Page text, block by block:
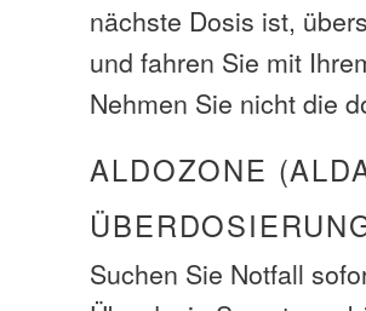
nächste Dosis ist,
und fahren Sie mit
Nehmen Sie nicht die
ALDOZONE
Suchen Sie Notfall